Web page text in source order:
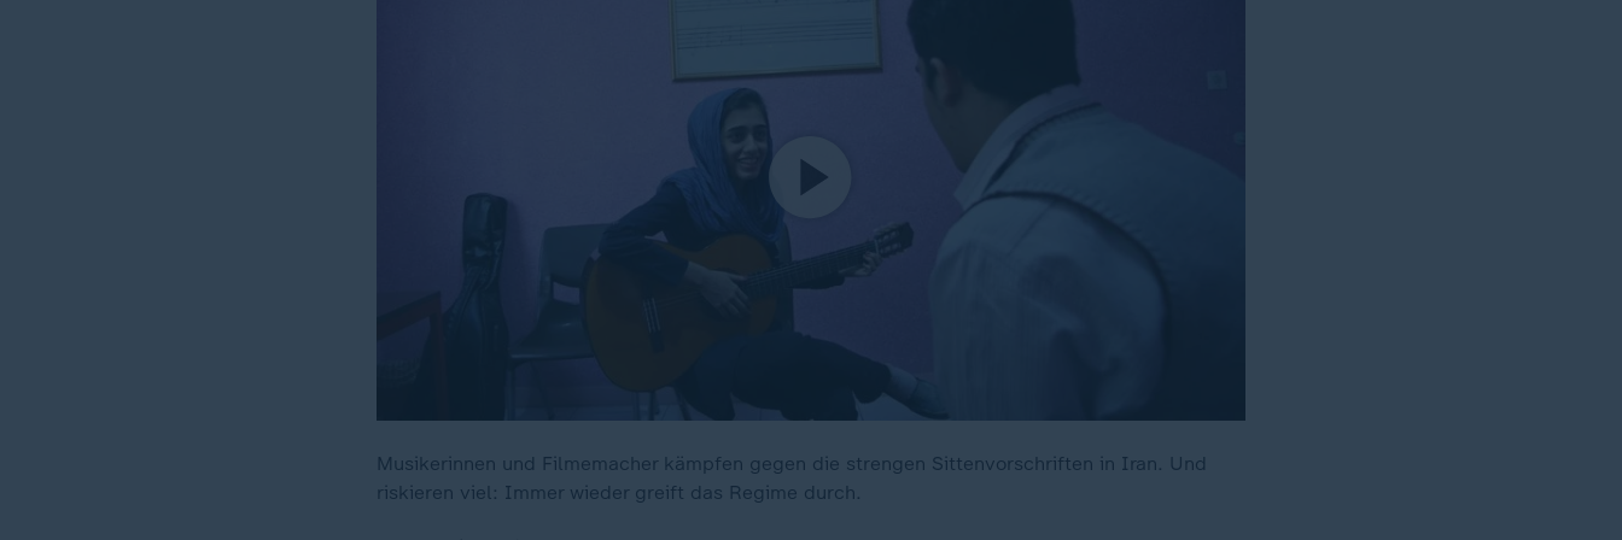
Musikerinnen und Filmemacher kämpfen gegen die strengen Sittenvorschriften in Iran. Und
riskieren viel: Immer wieder greift das Regime durch.